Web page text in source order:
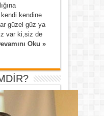
kendine
güzel güz ya
var ki,siz de
Oku »